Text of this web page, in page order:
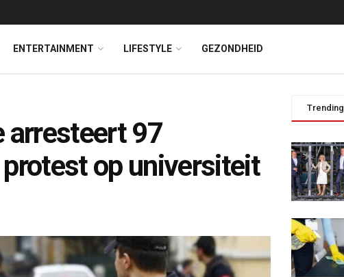
ENTERTAINMENT LIFESTYLE GEZONDHEID
arresteert 97
op universiteit
Trending